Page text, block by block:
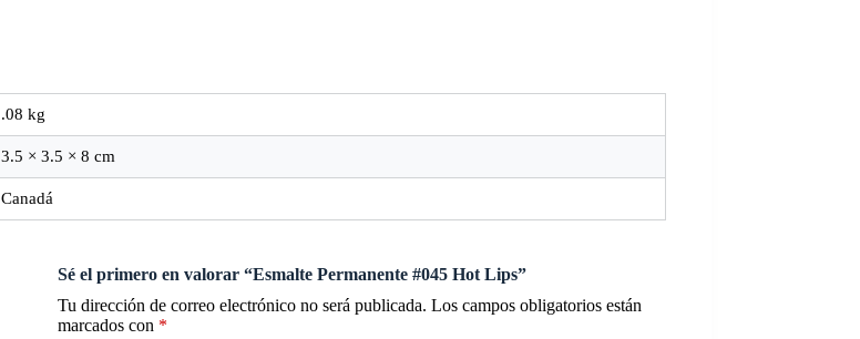
.08 kg
3.5 × 3.5 × 8 cm
Canadá
Sé el primero en valorar “Esmalte Permanente #045 Hot Lips”
Tu dirección de correo electrónico no será publicada. Los campos obligatorios están
marcados con *